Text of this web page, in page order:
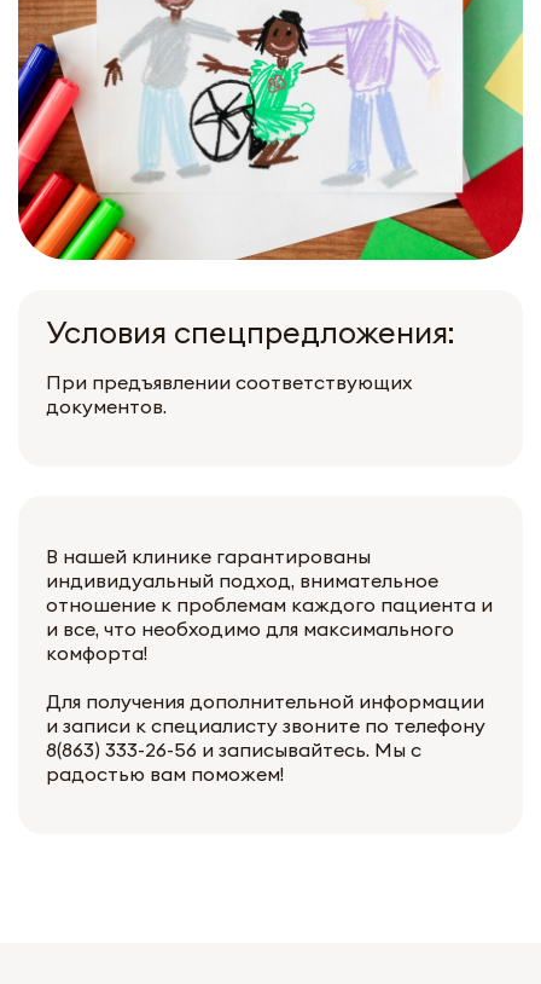
Условия спецпредложения:
При предъявлении соответствующих
документов.
В нашей клинике гарантированы
индивидуальный подход, внимательное
отношение к проблемам каждого пациента и
и все, что необходимо для максимального
комфорта!
Для получения дополнительной информации
и записи к специалисту звоните по телефону
8(863) 333-26-56 и записывайтесь. Мы с
радостью вам поможем!